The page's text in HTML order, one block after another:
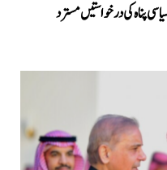
پناہ کی درخواستیں مسترد